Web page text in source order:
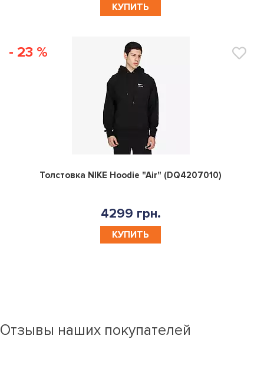
КУПИТЬ
- 23 %
0
Толстовка NIKE Hoodie "Air" (DQ4207010)
4299 грн.
КУПИТЬ
Отзывы наших покупателей